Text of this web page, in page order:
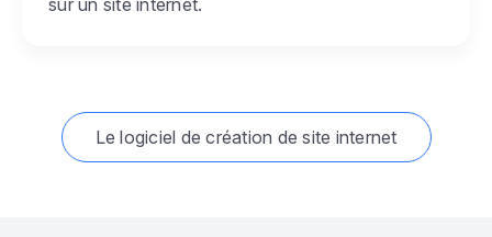
Le logiciel de création de site internet